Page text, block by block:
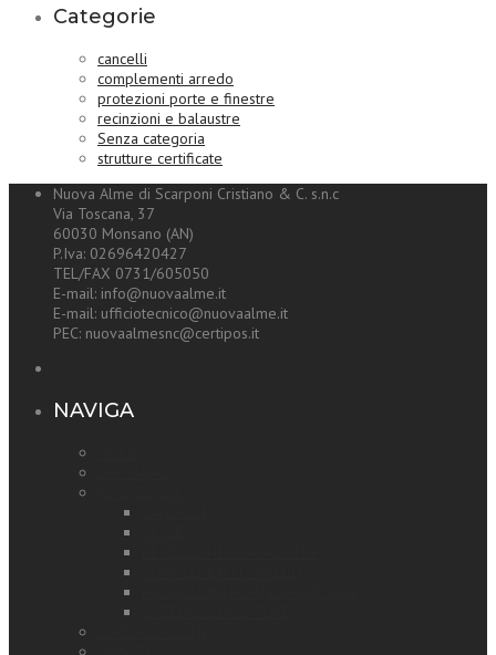
Categorie
cancelli
complementi arredo
protezioni porte e finestre
recinzioni e balaustre
Senza categoria
strutture certificate
Nuova Alme di Scarponi Cristiano & C. s.n.c
Via Toscana, 37
60030 Monsano (AN)
P.Iva: 02696420427
TEL/FAX 0731/605050
E-mail: info@nuovaalme.it
E-mail: ufficiotecnico@nuovaalme.it
PEC: nuovaalmesnc@certipos.it
NAVIGA